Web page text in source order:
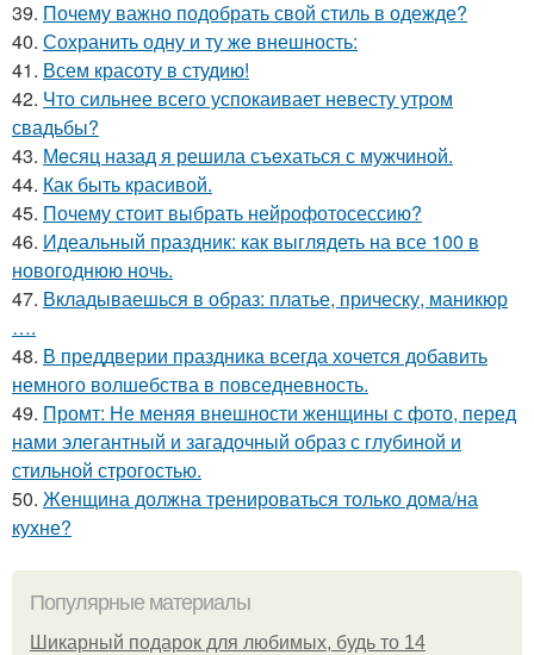
39. Почему важно подобрать свой стиль в одежде?
40. Сохранить одну и ту же внешность:
41. Всем красоту в студию!
42. Что сильнее всего успокаивает невесту утром
свадьбы?
43. Мeсяц назад я решила съeхаться с мужчиной.
44. Как быть красивой.
45. Почему стоит выбрать нейрофотосессию?
46. Идеальный праздник: как выглядеть на все 100 в
новогоднюю ночь.
47. Вкладываешься в образ: платье, прическу, маникюр
….
48. В преддверии праздника всегда хочется добавить
немного волшебства в повседневность.
49. Промт: Не меняя внешности женщины с фото, перед
нами элегантный и загадочный образ с глубиной и
стильной строгостью.
50. Женщина должна тренироваться только дома/на
кухне?
Популярные материалы
Шикарный подарок для любимых, будь то 14